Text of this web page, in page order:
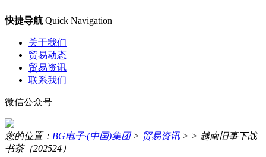
快捷导航 Quick Navigation
关于我们
贸易动态
贸易资讯
联系我们
微信公众号
您的位置： BG电子·(中国)集团> 贸易资讯 > > 越南旧事下战
书茶（202524）